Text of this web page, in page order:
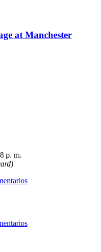
at Manchester
p. m.